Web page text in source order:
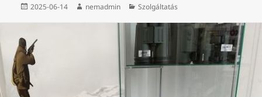
Közzétéve
2025-06-14 Szerző
nemadmin Kategória
Szolgáltatás